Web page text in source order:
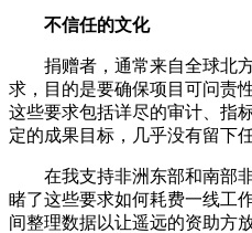
不信任的文化
捐赠者，通常来自全球北方
求，目的是要确保项目可问责
这些要求包括详尽的审计、指
定的成果目标，几乎没有留下
在我支持非洲东部和南部非
睹了这些要求如何耗费一线工
间整理数据以让遥远的资助方